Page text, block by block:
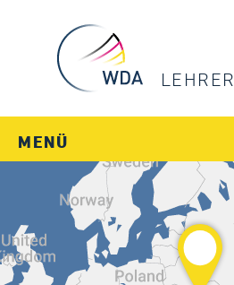
LEHRER
MENÜ
SCHULEN
LÄNDER